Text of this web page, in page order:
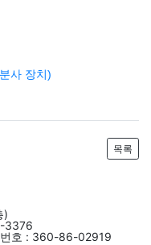
사 장치)
목록
)
3376
번호 : 360-86-02919